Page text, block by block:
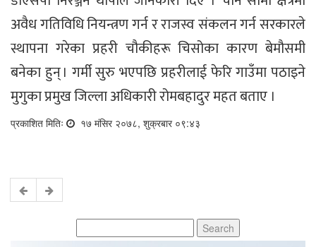
अवैध गतिविधि नियन्त्रण गर्न र राजस्व संकलन गर्न सरकारले
स्थापना गरेका प्रहरी चौकीहरू चिसोका कारण बेमौसमी
बनेका हुन् । गर्मी सुरु भएपछि प्रहरीलाई फेरि गाउँमा पठाइने
मुगुका प्रमुख जिल्ला अधिकारी रोमबहादुर महत बताए ।
प्रकाशित मितिः १७ मंसिर २०७८, शुक्रबार ०९:४३
for: